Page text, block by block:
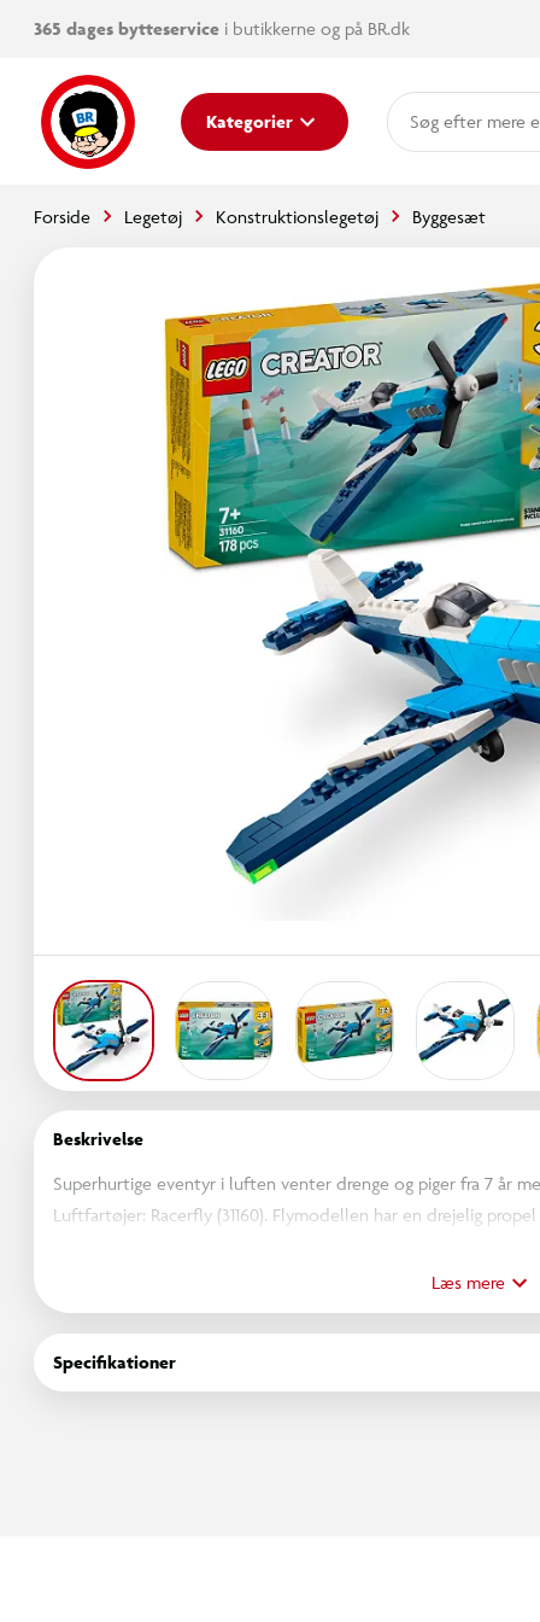
365 dages bytteservice i butikkerne og på BR.dk
Kategorier mere
Forside Legetøj Konstruktionslegetøj Byggesæt
Beskrivelse
Superhurtige eventyr i luften venter drenge og piger fra 7 år
Luftfartøjer: Racerfly (31160). Flymodellen har en drejelig
Børn kan vælge at bygge 3 forskellige fantastiske fartøjer: et
et legetøjsjetfly med bevægelige hjul og en helikoptermodel
udstilles på en klodsbygget stand, og sættet er en
Læs mere
Specifikationer